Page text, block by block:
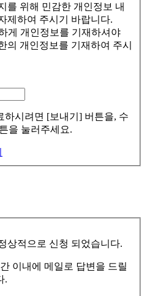
를 위해 민감한 개인정보 내
제하여 주시기 바랍니다.
게 개인정보를 기재하셔야
의 개인정보를 기재하여 주시
하시려면 [보내기] 버튼을, 수
을 눌러주세요.
상적으로 신청 되었습니다.
이내에 메일로 답변을 드릴
.